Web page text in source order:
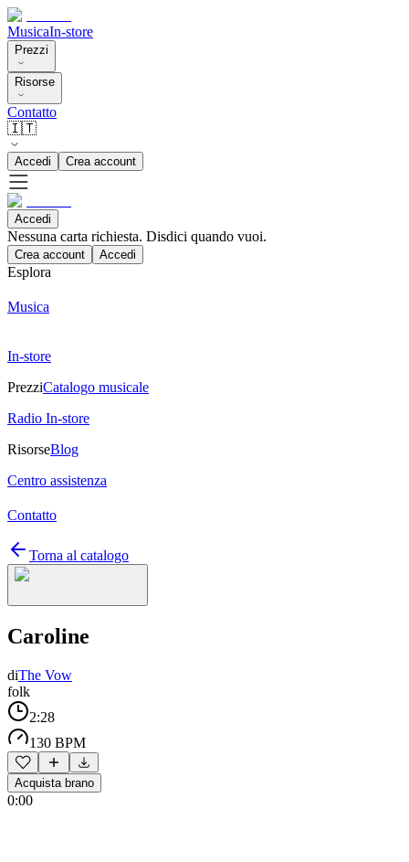
MusicaIn-store
Prezzi
Risorse
Contatto
🇮🇹
Accedi Crea account
Accedi
Nessuna carta richiesta. Disdici quando vuoi.
Crea account Accedi
Esplora
Musica
In-store
PrezziCatalogo musicale
Radio In-store
RisorseBlog
Centro assistenza
Contatto
Torna al catalogo
Caroline
diThe Vow
folk
2:28
130 BPM
Acquista brano
0:00